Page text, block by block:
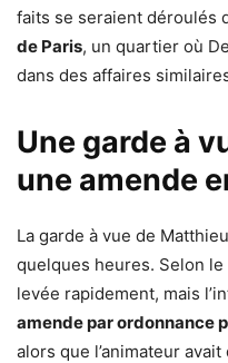
faits se seraient déroulés
de Paris, un quartier où
dans des affaires
Une garde à
une amende
La garde à vue de
quelques heures. Selon
levée rapidement, mais
amende par ordonnance
alors que l’animateur